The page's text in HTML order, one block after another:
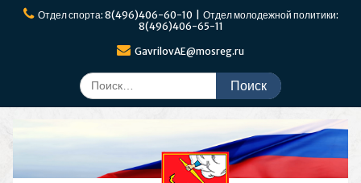
ПерейтиОтдел спорта: 8(496)406-60-10 | Отдел молодежной политики:
8(496)406-65-11
GavrilovAE@mosreg.ru
Поиск
по: